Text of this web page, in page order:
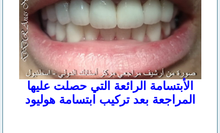
الأبتسامة الرائعة التي حصلت عليها
المراجعة بعد تركيب ابتسامة هوليود